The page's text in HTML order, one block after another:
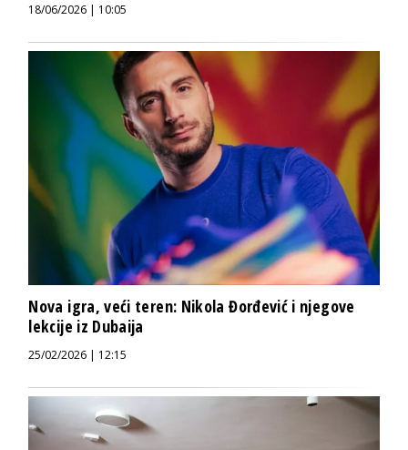
18/06/2026 | 10:05
Nova igra, veći teren: Nikola Đorđević i njegove
lekcije iz Dubaija
25/02/2026 | 12:15